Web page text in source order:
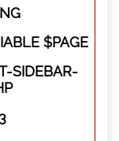
$PAGE
SIDEBAR-